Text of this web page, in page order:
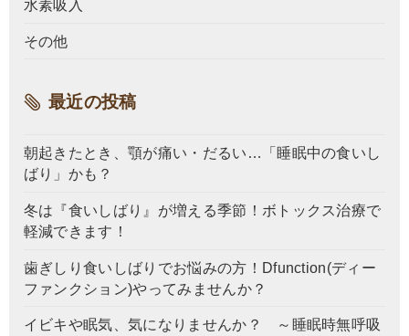
水素吸入
その他
最近の投稿
朝起きたとき、顎が痛い・だるい…「睡眠中の食いし
ばり」かも？
冬は『食いしばり』が増える季節！ボトックス治療で
軽減できます！
歯ぎしり食いしばりでお悩みの方！Dfunction(ディー
ファンクション)やってみませんか？
イビキや眠気、気になりませんか？ ～睡眠時無呼吸